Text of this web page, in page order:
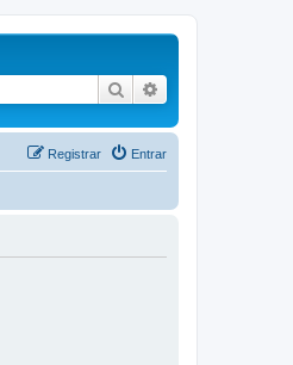
Pesquisar
Entrar
Registrar